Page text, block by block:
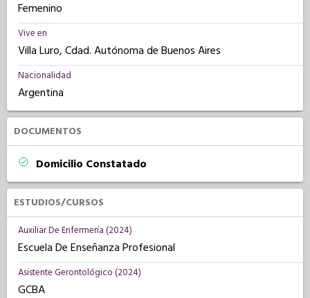
Femenino
Vive en
Villa Luro, Cdad. Autónoma de Buenos Aires
Nacionalidad
Argentina
DOCUMENTOS
Domicilio Constatado
ESTUDIOS/CURSOS
Auxiliar De Enfermería (2024)
Escuela De Enseñanza Profesional
Asistente Gerontológico (2024)
GCBA